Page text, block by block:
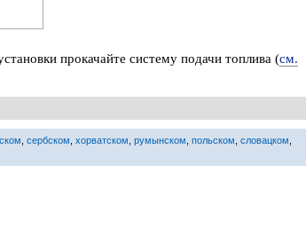
прокачайте систему подачи топлива (см.
сербском хорватском румынском польском словацком